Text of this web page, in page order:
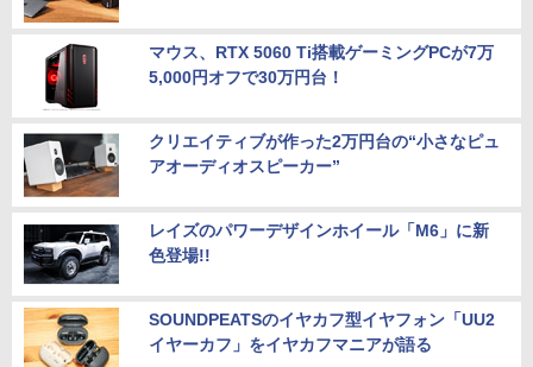
マウス、RTX 5060 Ti搭載ゲーミングPCが7万
5,000円オフで30万円台！
クリエイティブが作った2万円台の“小さなピュ
アオーディオスピーカー”
レイズのパワーデザインホイール「M6」に新
色登場!!
SOUNDPEATSのイヤカフ型イヤフォン「UU2
イヤーカフ」をイヤカフマニアが語る